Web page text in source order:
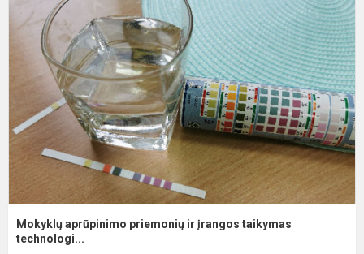
Mokyklų aprūpinimo priemonių ir įrangos taikymas
technologi...